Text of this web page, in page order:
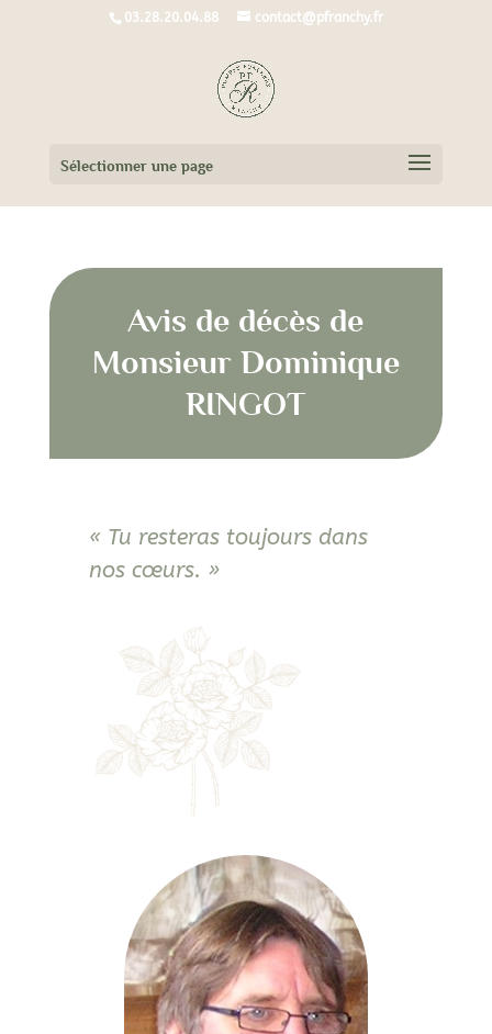
03.28.20.04.88 contact@pfranchy.fr
Sélectionner une page
Avis de décès de
Monsieur Dominique
RINGOT
« Tu resteras toujours dans
nos cœurs. »